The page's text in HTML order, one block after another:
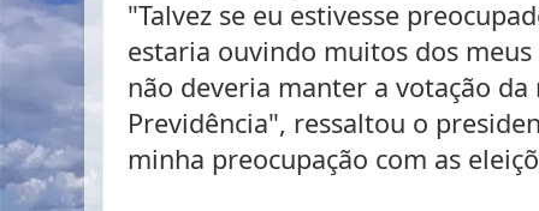
"Talvez se eu estivesse
estaria ouvindo muitos dos
não deveria manter a votação
Previdência", ressaltou o
minha preocupação com as